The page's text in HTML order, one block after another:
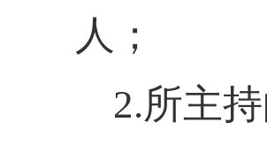
人；
2.所主